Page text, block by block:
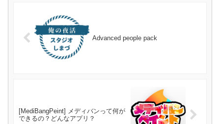
Advanced people pack
[MediBangPeint] メディバンって何が
できるの？どんなアプリ？